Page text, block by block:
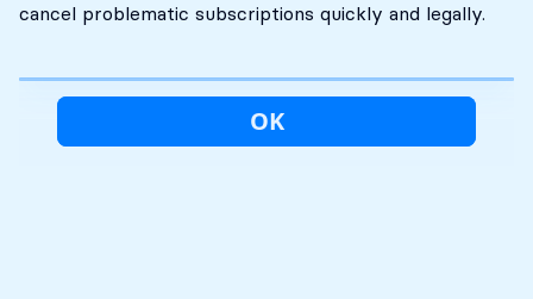
cancel problematic subscriptions quickly and legally.